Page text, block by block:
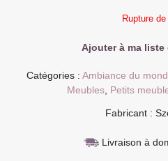
Rupture
Ajouter à ma liste
Catégories : Ambiance du
Meubles Petits
Fabricant :
Livraison à